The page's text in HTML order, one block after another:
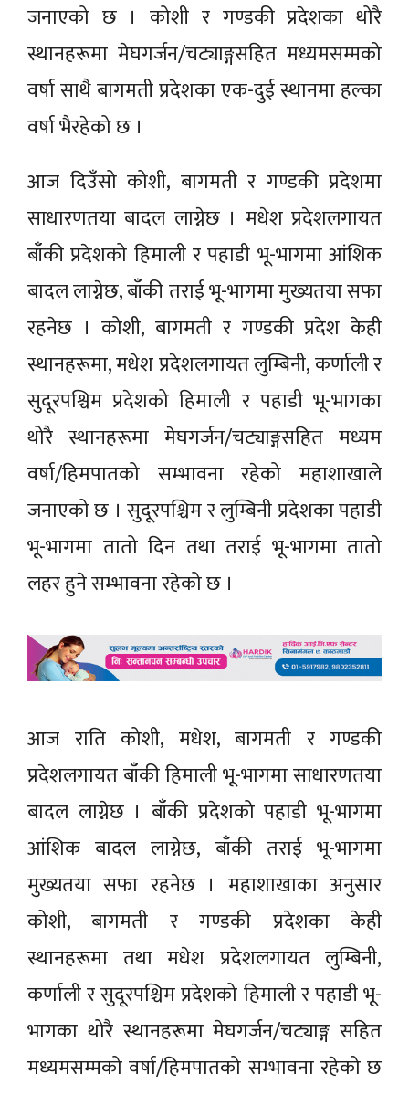
जनाएको छ । कोशी र गण्डकी प्रदेशका थोरै
स्थानहरूमा मेघगर्जन/चट्याङ्गसहित मध्यमसम्मको
वर्षा साथै बागमती प्रदेशका एक-दुई स्थानमा हल्का
वर्षा भैरहेको छ ।
आज दिउँसो कोशी, बागमती र गण्डकी प्रदेशमा
साधारणतया बादल लाग्नेछ । मधेश प्रदेशलगायत
बाँकी प्रदेशको हिमाली र पहाडी भू-भागमा आंशिक
बादल लाग्नेछ, बाँकी तराई भू-भागमा मुख्यतया सफा
रहनेछ । कोशी, बागमती र गण्डकी प्रदेश केही
स्थानहरूमा, मधेश प्रदेशलगायत लुम्बिनी, कर्णाली र
सुदूरपश्चिम प्रदेशको हिमाली र पहाडी भू-भागका
थोरै स्थानहरूमा मेघगर्जन/चट्याङ्गसहित मध्यम
वर्षा/हिमपातको सम्भावना रहेको महाशाखाले
जनाएको छ । सुदूरपश्चिम र लुम्बिनी प्रदेशका पहाडी
भू-भागमा तातो दिन तथा तराई भू-भागमा तातो
लहर हुने सम्भावना रहेको छ ।
आज राति कोशी, मधेश, बागमती र गण्डकी
प्रदेशलगायत बाँकी हिमाली भू-भागमा साधारणतया
बादल लाग्नेछ । बाँकी प्रदेशको पहाडी भू-भागमा
आंशिक बादल लाग्नेछ, बाँकी तराई भू-भागमा
मुख्यतया सफा रहनेछ । महाशाखाका अनुसार
कोशी, बागमती र गण्डकी प्रदेशका केही
स्थानहरूमा तथा मधेश प्रदेशलगायत लुम्बिनी,
कर्णाली र सुदूरपश्चिम प्रदेशको हिमाली र पहाडी भू-
भागका थोरै स्थानहरूमा मेघगर्जन/चट्याङ्ग सहित
मध्यमसम्मको वर्षा/हिमपातको सम्भावना रहेको छ